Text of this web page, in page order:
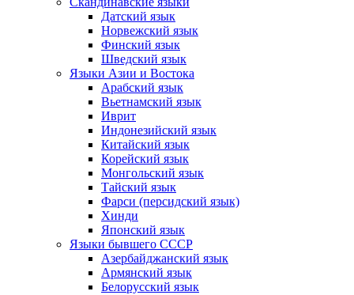
Датский язык
Норвежский язык
Финский язык
Шведский язык
Языки Азии и Востока
Арабский язык
Вьетнамский язык
Иврит
Индонезийский язык
Китайский язык
Корейский язык
Монгольский язык
Тайский язык
Фарси (персидский язык)
Хинди
Японский язык
Языки бывшего СССР
Азербайджанский язык
Армянский язык
Белорусский язык